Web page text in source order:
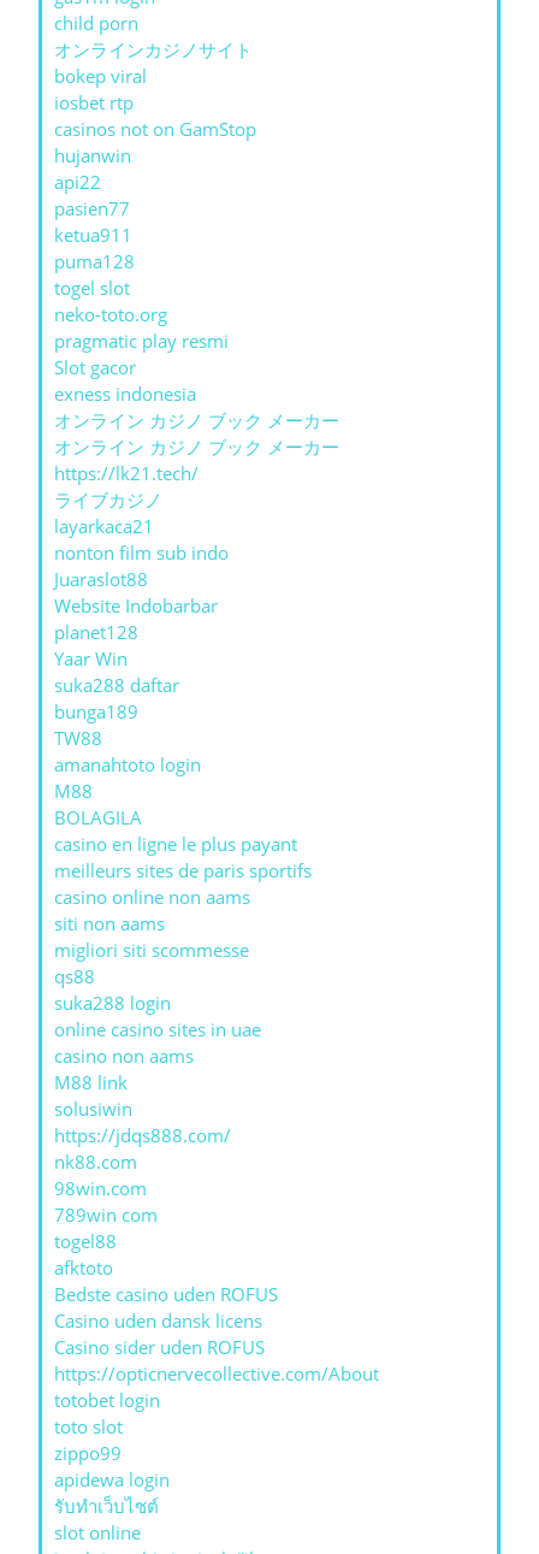
child porn
オンラインカジノサイト
bokep viral
iosbet rtp
casinos not on GamStop
hujanwin
api22
pasien77
ketua911
puma128
togel slot
neko-toto.org
pragmatic play resmi
Slot gacor
exness indonesia
オンライン カジノ ブック メーカー
オンライン カジノ ブック メーカー
https://lk21.tech/
ライブカジノ
layarkaca21
nonton film sub indo
Juaraslot88
Website Indobarbar
planet128
Yaar Win
suka288 daftar
bunga189
TW88
amanahtoto login
M88
BOLAGILA
casino en ligne le plus payant
meilleurs sites de paris sportifs
casino online non aams
siti non aams
migliori siti scommesse
qs88
suka288 login
online casino sites in uae
casino non aams
M88 link
solusiwin
https://jdqs888.com/
nk88.com
98win.com
789win com
togel88
afktoto
Bedste casino uden ROFUS
Casino uden dansk licens
Casino sider uden ROFUS
https://opticnervecollective.com/About
totobet login
toto slot
zippo99
apidewa login
รับทําเว็บไซต์
slot online